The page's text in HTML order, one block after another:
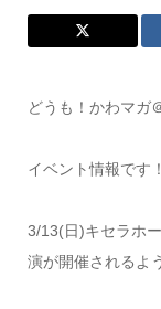
どうも！かわマガ
イベント情報です！
3/13(日)キセラホ
演が開催されるよ